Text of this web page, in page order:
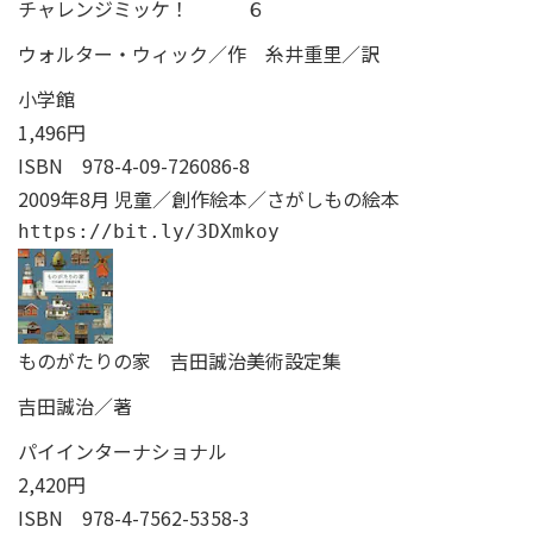
チャレンジミッケ！ ６
ウォルター・ウィック／作 糸井重里／訳
小学館
1,496円
ISBN 978-4-09-726086-8
2009年8月 児童／創作絵本／さがしもの絵本
https://bit.ly/3DXmkoy
ものがたりの家 吉田誠治美術設定集
吉田誠治／著
パイインターナショナル
2,420円
ISBN 978-4-7562-5358-3